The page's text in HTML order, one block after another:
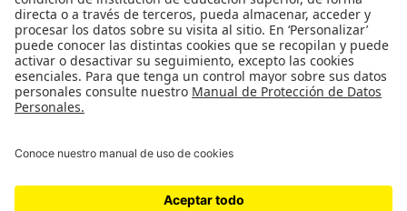
SÍGUENOS
cerosetenta@uniandes.edu.co